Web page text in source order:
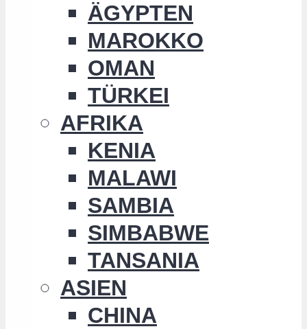
ÄGYPTEN
MAROKKO
OMAN
TÜRKEI
AFRIKA
KENIA
MALAWI
SAMBIA
SIMBABWE
TANSANIA
ASIEN
CHINA